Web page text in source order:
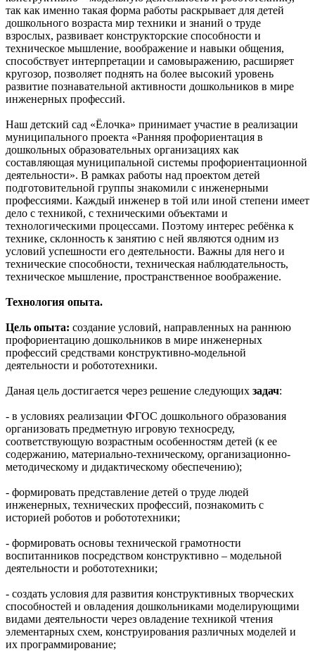
так как именно такая форма работы раскрывает для детей
дошкольного возраста мир техники и знаний о труде
взрослых, развивает конструкторские способности и
техническое мышление, воображение и навыки общения,
способствует интерпретации и самовыражению, расширяет
кругозор, позволяет поднять на более высокий уровень
развитие познавательной активности дошкольников в мире
инженерных профессий.
Наш детский сад «Ёлочка» принимает участие в реализации
муниципального проекта «Ранняя профориентация в
дошкольных образовательных организациях как
составляющая муниципальной системы профориентационной
деятельности». В рамках работы над проектом детей
подготовительной группы знакомили с инженерными
профессиями. Каждый инженер в той или иной степени имеет
дело с техникой, с техническими объектами и
технологическими процессами. Поэтому интерес ребёнка к
технике, склонность к занятию с ней являются одним из
условий успешности его деятельности. Важны для него и
технические способности, техническая наблюдательность,
техническое мышление, пространственное воображение.
Технология опыта.
Цель опыта: создание условий, направленных на раннюю
профориентацию дошкольников в мире инженерных
профессий средствами конструктивно-модельной
деятельности и робототехники.
Даная цель достигается через решение следующих задач:
- в условиях реализации ФГОС дошкольного образования
организовать предметную игровую техносреду,
соответствующую возрастным особенностям детей (к ее
содержанию, материально-техническому, организационно-
методическому и дидактическому обеспечению);
- формировать представление детей о труде людей
инженерных, технических профессий, познакомить с
историей роботов и робототехники;
- формировать основы технической грамотности
воспитанников посредством конструктивно – модельной
деятельности и робототехники;
- создать условия для развития конструктивных творческих
способностей и овладения дошкольниками моделирующими
видами деятельности через овладение техникой чтения
элементарных схем, конструирования различных моделей и
их программирование;